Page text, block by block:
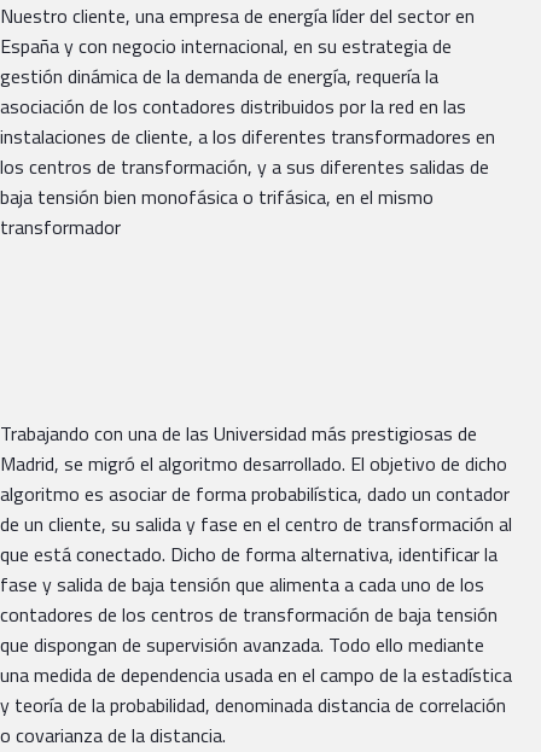
Nuestro cliente, una empresa de energía líder del sector en
España y con negocio internacional, en su estrategia de
gestión dinámica de la demanda de energía, requería la
asociación de los contadores distribuidos por la red en las
instalaciones de cliente, a los diferentes transformadores en
los centros de transformación, y a sus diferentes salidas de
baja tensión bien monofásica o trifásica, en el mismo
transformador
Trabajando con una de las Universidad más prestigiosas de
Madrid, se migró el algoritmo desarrollado. El objetivo de dicho
algoritmo es asociar de forma probabilística, dado un contador
de un cliente, su salida y fase en el centro de transformación al
que está conectado. Dicho de forma alternativa, identificar la
fase y salida de baja tensión que alimenta a cada uno de los
contadores de los centros de transformación de baja tensión
que dispongan de supervisión avanzada. Todo ello mediante
una medida de dependencia usada en el campo de la estadística
y teoría de la probabilidad, denominada distancia de correlación
o covarianza de la distancia.